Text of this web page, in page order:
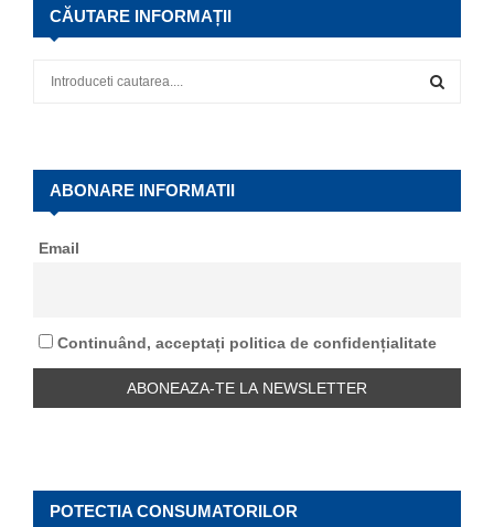
CĂUTARE INFORMAȚII
f
E
A
H
ABONARE INFORMATII
Email
Continuând, acceptați politica de confidențialitate
POTECTIA CONSUMATORILOR